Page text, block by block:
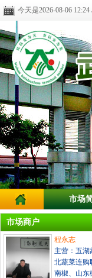
今天是2026-08-06 12:24
市场
市场商户
程永志
主营：五湖
北蔬菜连购
南椒、山东